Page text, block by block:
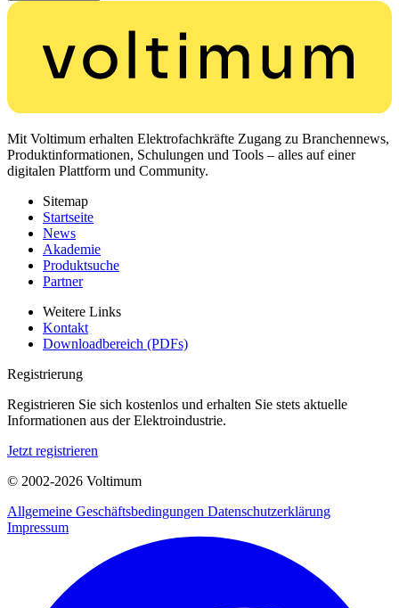
Mit Voltimum erhalten Elektrofachkräfte Zugang zu Branchennews,
Produktinformationen, Schulungen und Tools – alles auf einer
digitalen Plattform und Community.
Sitemap
Startseite
News
Akademie
Produktsuche
Partner
Weitere Links
Kontakt
Downloadbereich (PDFs)
Registrierung
Registrieren Sie sich kostenlos und erhalten Sie stets aktuelle
Informationen aus der Elektroindustrie.
Jetzt registrieren
© 2002-2026 Voltimum
Allgemeine Geschäftsbedingungen Datenschutzerklärung
Impressum